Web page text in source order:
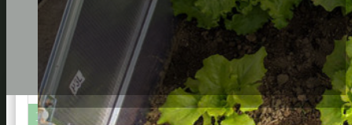
1